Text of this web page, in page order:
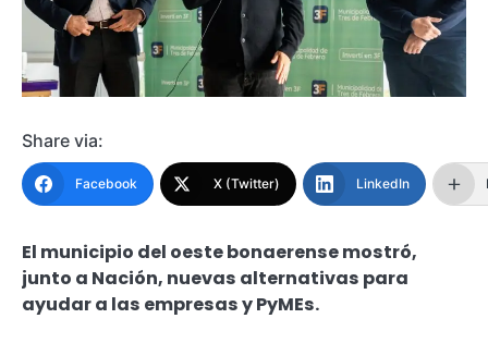
Share via:
Facebook X (Twitter) LinkedIn
El municipio del oeste bonaerense mostró,
junto a Nación, nuevas alternativas para
ayudar a las empresas y PyMEs.